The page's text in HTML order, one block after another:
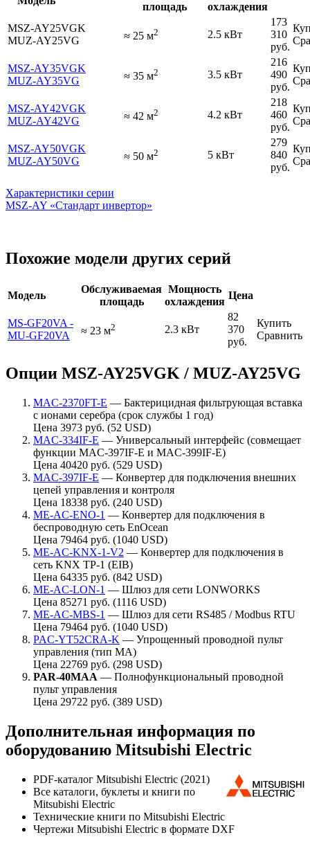
площадь
охлаждения
MSZ-AY25VGK
MUZ-AY25VG
≈ 25 м2 2.5 кВт
173
310
руб.
MSZ-AY35VGK
MUZ-AY35VG
≈ 35 м2 3.5 кВт
216
490
руб.
MSZ-AY42VGK
MUZ-AY42VG
≈ 42 м2 4.2 кВт
218
460
руб.
MSZ-AY50VGK
MUZ-AY50VG
≈ 50 м2 5 кВт
279
840
руб.
Характеристики серии
MSZ-AY «Стандарт инвертор»
Похожие модели других серий
Модель
Обслуживаемая
площадь
Мощность
охлаждения
Цена
MS-GF20VA -
MU-GF20VA
≈ 23 м2 2.3 кВт
82
370
руб.
Купить
Сравнить
Опции MSZ-AY25VGK / MUZ-AY25VG
MAC-2370FT-E — Бактерицидная фильтрующая вставка
с ионами серебра (срок службы 1 год)
Цена 3973 руб. (52 USD)
MAC-334IF-E — Универсальный интерфейс (совмещает
функции MAC-397IF-E и MAC-399IF-E)
Цена 40420 руб. (529 USD)
MAC-397IF-E — Конвертер для подключения внешних
цепей управления и контроля
Цена 18338 руб. (240 USD)
ME-AC-ENO-1 — Конвертер для подключения в
беспроводную сеть EnOcean
Цена 79464 руб. (1040 USD)
ME-AC-KNX-1-V2 — Конвертер для подключения в
сеть KNX TP-1 (EIB)
Цена 64335 руб. (842 USD)
ME-AC-LON-1 — Шлюз для сети LONWORKS
Цена 85271 руб. (1116 USD)
ME-AC-MBS-1 — Шлюз для сети RS485 / Modbus RTU
Цена 79464 руб. (1040 USD)
PAC-YT52CRA-K — Упрощенный проводной пульт
управления (тип МА)
Цена 22769 руб. (298 USD)
PAR-40MAA — Полнофункциональный проводной
пульт управления
Цена 29722 руб. (389 USD)
Дополнительная информация по
оборудованию Mitsubishi Electric
PDF-каталог Mitsubishi Electric (2021)
Все каталоги, буклеты и книги по
Mitsubishi Electric
Технические книги по Mitsubishi Electric
Чертежи Mitsubishi Electric в формате DXF